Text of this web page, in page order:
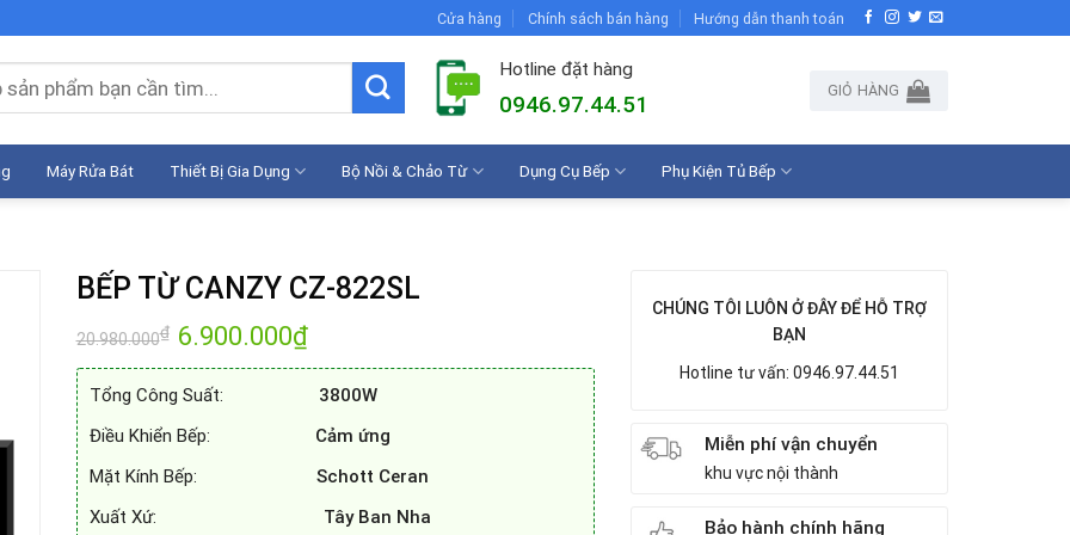
Cửa hàng Chính sách bán hàng Hướng dẫn thanh toán
Hotline đặt hàng
0946.97.44.51
GIỎ HÀNG
Máy Rửa Bát Thiết Bị Gia Dụng Bộ Nồi & Chảo Từ Dụng Cụ Bếp Phụ Kiện Tủ Bếp
BẾP TỪ CANZY CZ-822SL
20.980.000₫ Giá
gốc
là:
6.900.000₫Giá
hiện
tại
6.900.000₫.
Tổng Công Suất:
3800W
Điều Khiển Bếp: Cảm ứng
Mặt Kính Bếp: Schott Ceran
Xuất Xứ: Tây Ban Nha
CHÚNG TÔI LUÔN Ở ĐÂY ĐỂ HỖ TRỢ
BẠN
Hotline tư vấn: 0946.97.44.51
Miễn phí vận chuyển
khu vực nội thành
Bảo hành chính hãng